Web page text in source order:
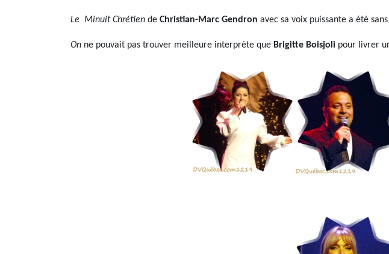
Le Minuit Chrétien de Christian-Marc Gendron avec sa voix puissante a été
On ne pouvait pas trouver meilleure interprète que Brigitte Boisjoli pour livrer